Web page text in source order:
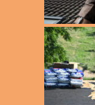
Rellingen
Sasel
Poppenbüttel
Schenefeld
Schleswig
Schnelsen
Tangstedt